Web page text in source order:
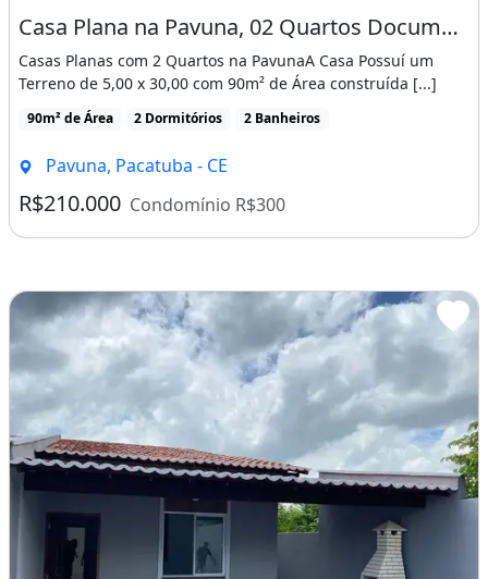
Casa Plana na Pavuna, 02 Quartos Documentação Gratis! Cód. 1D158Si
Casas Planas com 2 Quartos na PavunaA Casa Possuí um
Terreno de 5,00 x 30,00 com 90m² de Área construída [...]
90m² de Área 2 Dormitórios 2 Banheiros
Pavuna, Pacatuba - CE
R$210.000 Condomínio R$300